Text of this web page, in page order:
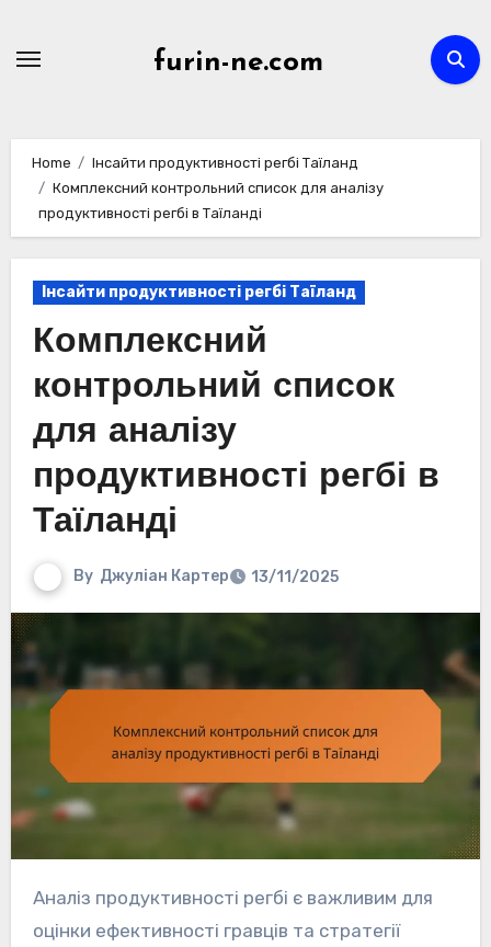
furin-ne.com
Home
Інсайти продуктивності регбі Таїланд
Комплексний контрольний список для аналізу
продуктивності регбі в Таїланді
Інсайти продуктивності регбі Таїланд
Комплексний
контрольний список
для аналізу
продуктивності регбі в
Таїланді
By Джуліан Картер 13/11/2025
Аналіз продуктивності регбі є важливим для
оцінки ефективності гравців та стратегії